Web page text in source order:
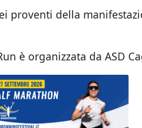
proventi della
è organizzata da ASD